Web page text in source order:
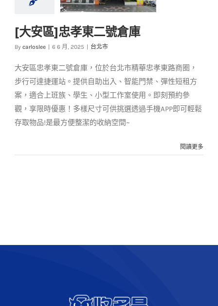
[大安區]忠孝東二號倉
台北市
[大安區]忠孝東二號倉庫
By carloslee 6 6 月, 2025 台北市
大安區忠孝東二號倉庫，位於台北市精華忠孝東路商圈，
步行可達捷運站。提供自助出入、智能門禁、彈性短租方
案，適合上班族、學生、小型工作室使用。即刻預約參
觀，享限時優惠！多樣尺寸可供挑選透過手機APP即可輕鬆
存取物品!是最方便整潔的收納空間~
閱讀更多